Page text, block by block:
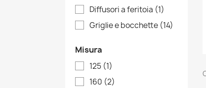
Diffusori a feritoia (1)
Griglie e bocchette (14)
Misura
125 (1)
160 (2)